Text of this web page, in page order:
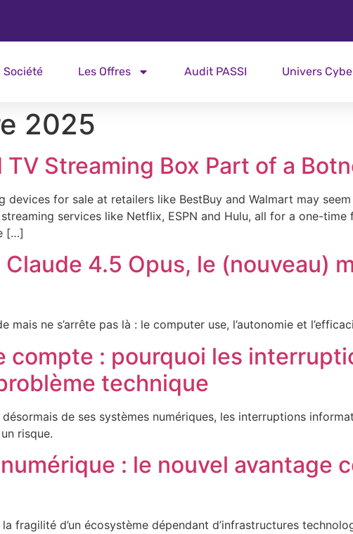
Société Les Offres Audit PASSI Univers
2025
TV Streaming Box Part of a
devices for sale at retailers like BestBuy and Walmart may
services like Netflix, ESPN and Hulu, all for a one-
[…]
4.5 Opus, le (nouveau)
mais ne s’arrête pas là : le computer use, l’autonomie et
compte : pourquoi les
technique
de ses systèmes numériques, les interruptions
risque.
: le nouvel avantage
fragilité d’un écosystème dépendant d’infrastructures